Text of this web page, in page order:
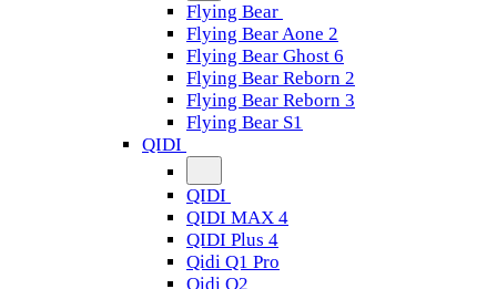
Flying Bear
Flying Bear Aone 2
Flying Bear Ghost 6
Flying Bear Reborn 2
Flying Bear Reborn 3
Flying Bear S1
QIDI
QIDI
QIDI MAX 4
QIDI Plus 4
Qidi Q1 Pro
Qidi Q2